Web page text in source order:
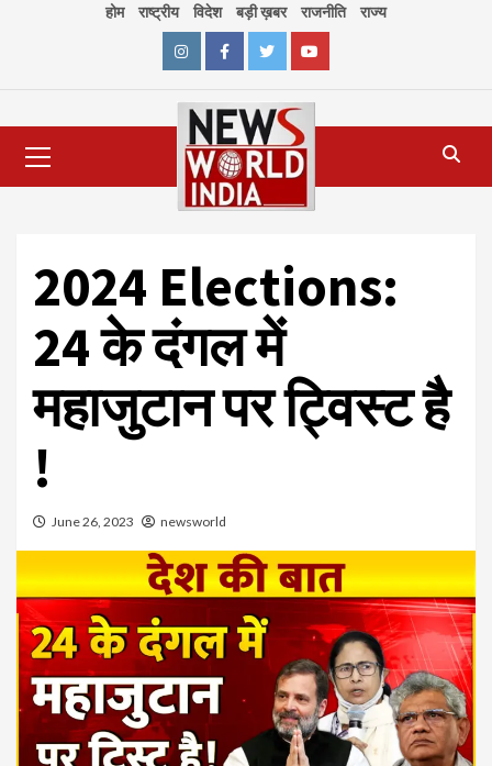
होम राष्ट्रीय विदेश बड़ी ख़बर राजनीति राज्य
InstagramFacebookTwitterYoutube
Menu
2024 Elections:
24 के दंगल में
महाजुटान पर ट्विस्ट है
!
June 26, 2023 newsworld